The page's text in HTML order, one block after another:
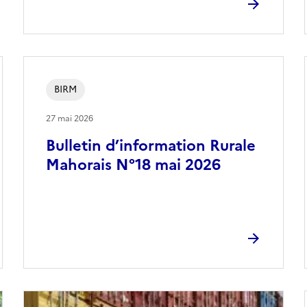
Bulletin d’information Rurale
Mahorais N°18 mai 2026
BIRM
27 mai 2026